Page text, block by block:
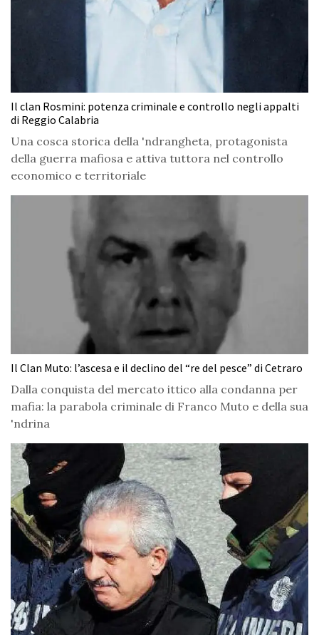
Il clan Rosmini: potenza criminale e controllo negli appalti
di Reggio Calabria
Una cosca storica della 'ndrangheta, protagonista
della guerra mafiosa e attiva tuttora nel controllo
economico e territoriale
Il Clan Muto: l’ascesa e il declino del “re del pesce” di Cetraro
Dalla conquista del mercato ittico alla condanna per
mafia: la parabola criminale di Franco Muto e della sua
'ndrina